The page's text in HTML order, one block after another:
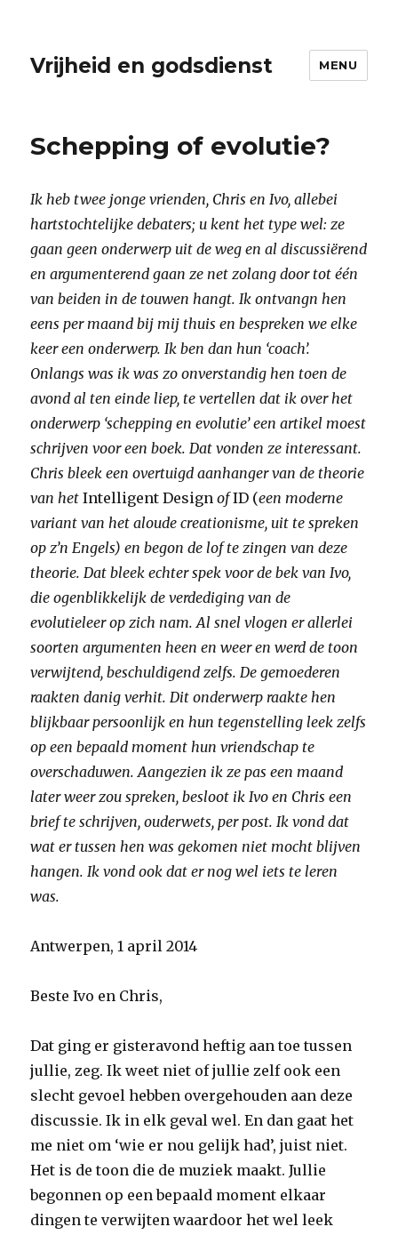
Vrijheid en godsdienst MENU
Schepping of evolutie?
Ik heb twee jonge vrienden, Chris en Ivo, allebei
hartstochtelijke debaters; u kent het type wel: ze
gaan geen onderwerp uit de weg en al discussiërend
en argumenterend gaan ze net zolang door tot één
van beiden in de touwen hangt. Ik ontvangn hen
eens per maand bij mij thuis en bespreken we elke
keer een onderwerp. Ik ben dan hun ‘coach’.
Onlangs was ik was zo onverstandig hen toen de
avond al ten einde liep, te vertellen dat ik over het
onderwerp ‘schepping en evolutie’ een artikel moest
schrijven voor een boek. Dat vonden ze interessant.
Chris bleek een overtuigd aanhanger van de theorie
van hetIntelligent DesignofID (een moderne
variant van het aloude creationisme, uit te spreken
op z’n Engels) en begon de lof te zingen van deze
theorie. Dat bleek echter spek voor de bek van Ivo,
die ogenblikkelijk de verdediging van de
evolutieleer op zich nam. Al snel vlogen er allerlei
soorten argumenten heen en weer en werd de toon
verwijtend, beschuldigend zelfs. De gemoederen
raakten danig verhit. Dit onderwerp raakte hen
blijkbaar persoonlijk en hun tegenstelling leek zelfs
op een bepaald moment hun vriendschap te
overschaduwen.Aangezien ik ze pas een maand
later weer zou spreken, besloot ik Ivo en Chris een
brief te schrijven, ouderwets, per post. Ik vond dat
wat er tussen hen was gekomen niet mocht blijven
hangen. Ik vond ook dat er nog wel iets te leren
was.
Antwerpen, 1 april 2014
Beste Ivo en Chris,
Dat ging er gisteravond heftig aan toe tussen
jullie, zeg. Ik weet niet of jullie zelf ook een
slecht gevoel hebben overgehouden aan deze
discussie. Ik in elk geval wel. En dan gaat het
me niet om ‘wie er nou gelijk had’, juist niet.
Het is de toon die de muziek maakt. Jullie
begonnen op een bepaald moment elkaar
dingen te verwijten waardoor het wel leek